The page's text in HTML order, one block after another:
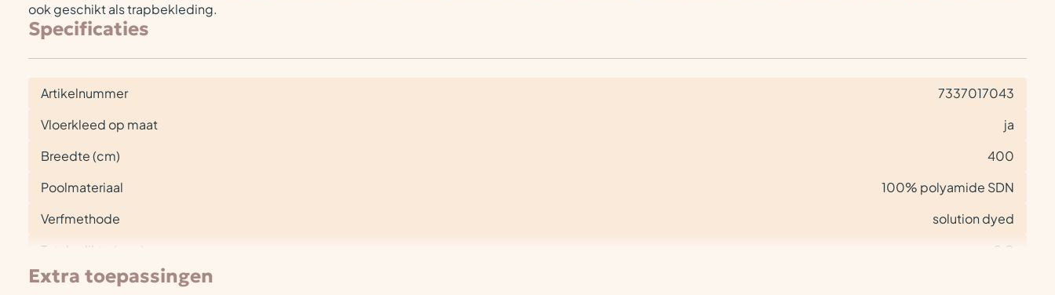
ook geschikt als trapbekleding.
Specificaties
Artikelnummer
7337017043
Vloerkleed op maat
ja
Breedte (cm)
400
Poolmateriaal
100% polyamide SDN
Verfmethode
solution dyed
Totale dikte (mm)
9,0
Extra toepassingen